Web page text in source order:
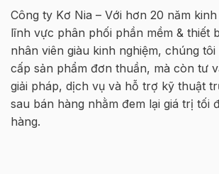
Bê
Cốt
thép
2026
–
Hà
Nội
MT
HØJGAARD
VIETNAM
Công ty Kơ Nia – Với hơn 20 năm
lĩnh vực phân phối phần mềm & thiết
nhân viên giàu kinh nghiệm, chúng
cấp sản phẩm đơn thuần, mà còn tư
giải pháp, dịch vụ và hỗ trợ kỹ thuật
sau bán hàng nhằm đem lại giá trị tối
hàng.